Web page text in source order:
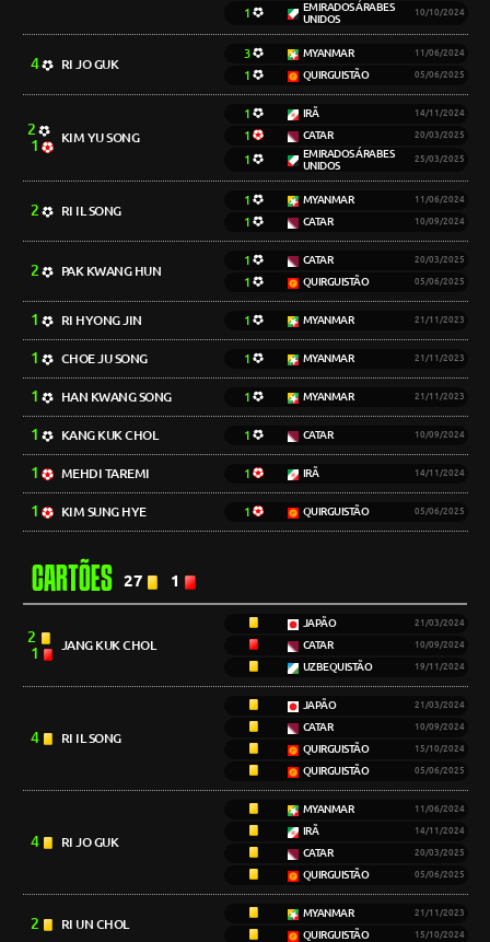
1
EMIRADOS ÁRABES
UNIDOS
10/10/2024
4 RI JO GUK
3 MYANMAR 11/06/2024
1 QUIRGUISTÃO 05/06/2025
2
1
KIM YU SONG
1 IRÃ 14/11/2024
1 CATAR 20/03/2025
1
EMIRADOS ÁRABES
UNIDOS
25/03/2025
2 RI IL SONG
1 MYANMAR 11/06/2024
1 CATAR 10/09/2024
2 PAK KWANG HUN
1 CATAR 20/03/2025
1 QUIRGUISTÃO 05/06/2025
1 RI HYONG JIN 1 MYANMAR 21/11/2023
1 CHOE JU SONG 1 MYANMAR 21/11/2023
1 HAN KWANG SONG 1 MYANMAR 21/11/2023
1 KANG KUK CHOL 1 CATAR 10/09/2024
1 MEHDI TAREMI 1 IRÃ 14/11/2024
1 KIM SUNG HYE 1 QUIRGUISTÃO 05/06/2025
CARTÕES 27 1
2
1
JANG KUK CHOL
JAPÃO 21/03/2024
CATAR 10/09/2024
UZBEQUISTÃO 19/11/2024
4 RI IL SONG
JAPÃO 21/03/2024
CATAR 10/09/2024
QUIRGUISTÃO 15/10/2024
QUIRGUISTÃO 05/06/2025
4 RI JO GUK
MYANMAR 11/06/2024
IRÃ 14/11/2024
CATAR 20/03/2025
QUIRGUISTÃO 05/06/2025
2 RI UN CHOL
MYANMAR 21/11/2023
QUIRGUISTÃO 15/10/2024